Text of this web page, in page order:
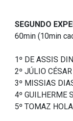
Coordenadoria
Cerimonial
Comitê de
1ª Companhia
Prevenção
Sala do
Trabalho,
Serviço Publico
Turismo e
Viação,
Urbano
SEGUNDO
60min (10min
1º DE ASSIS
2º JÚLIO
3º MISSIAS
4º GUILHERME
5º TOMAZ